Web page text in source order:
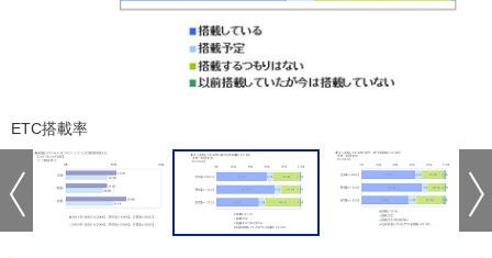
ETC搭載率